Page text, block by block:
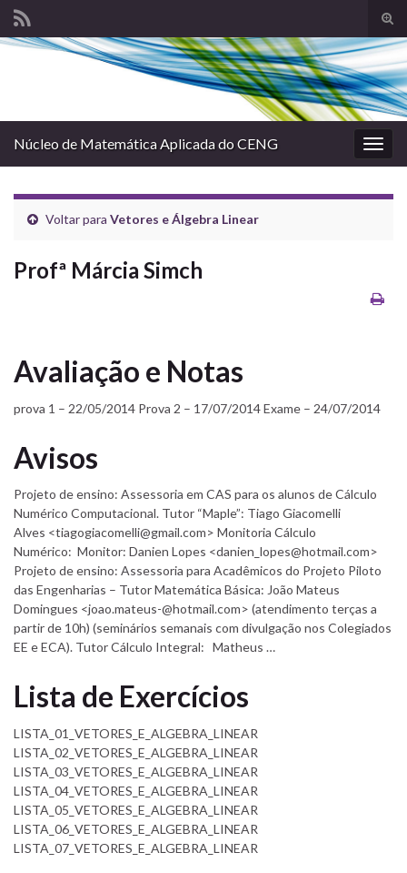
de
Search for:
Núcleo de Matemática Aplicada do CENG
Voltar para Vetores e Álgebra Linear
Profª Márcia Simch
Avaliação e Notas
prova 1 – 22/05/2014 Prova 2 – 17/07/2014 Exame – 24/07/2014
Avisos
Projeto de ensino: Assessoria em CAS para os alunos de Cálculo
Numérico Computacional. Tutor “Maple”: Tiago Giacomelli
Alves <tiagogiacomelli@gmail.com> Monitoria Cálculo
Numérico: Monitor: Danien Lopes <danien_lopes@hotmail.com>
Projeto de ensino: Assessoria para Acadêmicos do Projeto Piloto
das Engenharias – Tutor Matemática Básica: João Mateus
Domingues <joao.mateus-@hotmail.com> (atendimento terças a
partir de 10h) (seminários semanais com divulgação nos Colegiados
EE e ECA). Tutor Cálculo Integral: Matheus …
Lista de Exercícios
LISTA_01_VETORES_E_ALGEBRA_LINEAR
LISTA_02_VETORES_E_ALGEBRA_LINEAR
LISTA_03_VETORES_E_ALGEBRA_LINEAR
LISTA_04_VETORES_E_ALGEBRA_LINEAR
LISTA_05_VETORES_E_ALGEBRA_LINEAR
LISTA_06_VETORES_E_ALGEBRA_LINEAR
LISTA_07_VETORES_E_ALGEBRA_LINEAR